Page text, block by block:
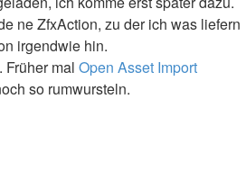
ne ZfxAction, zu der ich was liefern
irgendwie hin.
. Früher mal Open Asset Import
so rumwursteln.